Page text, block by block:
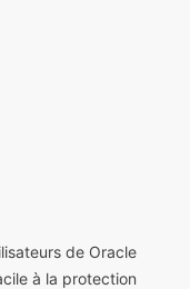
de Oracle
à la protection